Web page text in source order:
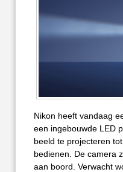
Nikon heeft vandaag
een ingebouwde LED
beeld te projecteren
bedienen. De camera
aan boord. Verwacht